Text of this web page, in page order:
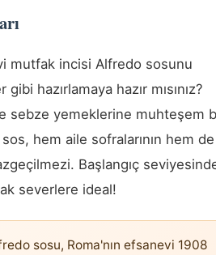
mutfak incisi Alfredo sosunu
hazırlamaya hazır mısınız?
sebze yemeklerine muhteşem
hem aile sofralarının hem de
Başlangıç
severlere ideal!
sosu, Roma'nın efsanevi 1908